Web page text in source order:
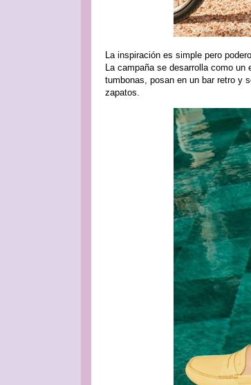
La inspiración es simple pero
La campaña se desarrolla como
tumbonas, posan en un bar retro y
zapatos.